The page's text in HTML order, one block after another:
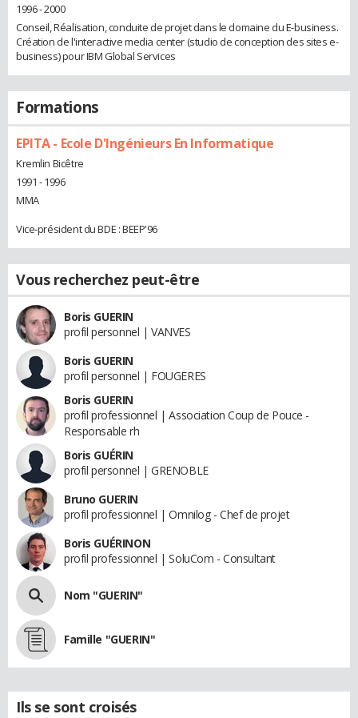
1996 - 2000
Conseil, Réalisation, conduite de projet dans le domaine du E-business.
Création de l'interactive media center (studio de conception des sites e-
business) pour IBM Global Services
Formations
EPITA - Ecole D'Ingénieurs En Informatique
Kremlin Bicêtre
1991 - 1996
MMA
Vice-président du BDE : BEEP'96
Vous recherchez peut-être
Boris GUERIN
profil personnel | VANVES
Boris GUERIN
profil personnel | FOUGERES
Boris GUERIN
profil professionnel | Association Coup de Pouce -
Responsable rh
Boris GUÉRIN
profil personnel | GRENOBLE
Bruno GUERIN
profil professionnel | Omnilog - Chef de projet
Boris GUÉRINON
profil professionnel | SoluCom - Consultant
Nom "GUERIN"
Famille "GUERIN"
Ils se sont croisés